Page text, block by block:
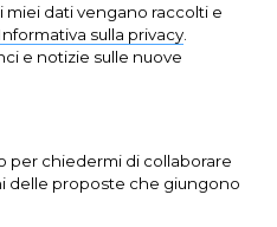
miei dati vengano raccolti e
Informativa sulla privacy
e notizie sulle nuove
per chiedermi di collaborare
delle proposte che giungono